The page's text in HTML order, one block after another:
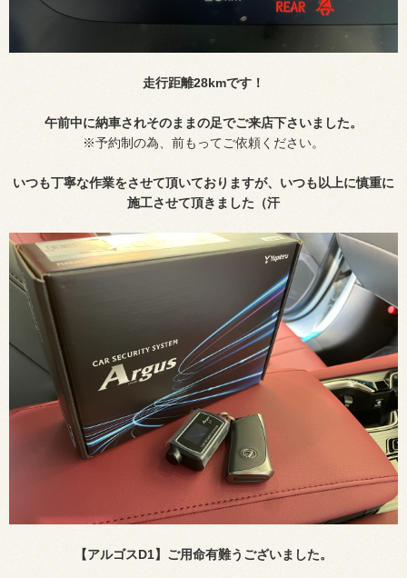
走行距離28kmです！
午前中に納車されそのままの足でご来店下さいました。
※予約制の為、前もってご依頼ください。
いつも丁寧な作業をさせて頂いておりますが、いつも以上に慎重に
施工させて頂きました（汗
【アルゴスD1】ご用命有難うございました。